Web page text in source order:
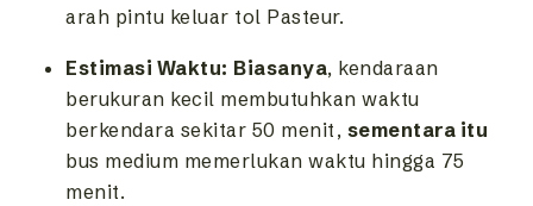
arah pintu keluar tol Pasteur.
Estimasi Waktu: Biasanya, kendaraan
berukuran kecil membutuhkan waktu
berkendara sekitar 50 menit, sementara itu
bus medium memerlukan waktu hingga 75
menit.